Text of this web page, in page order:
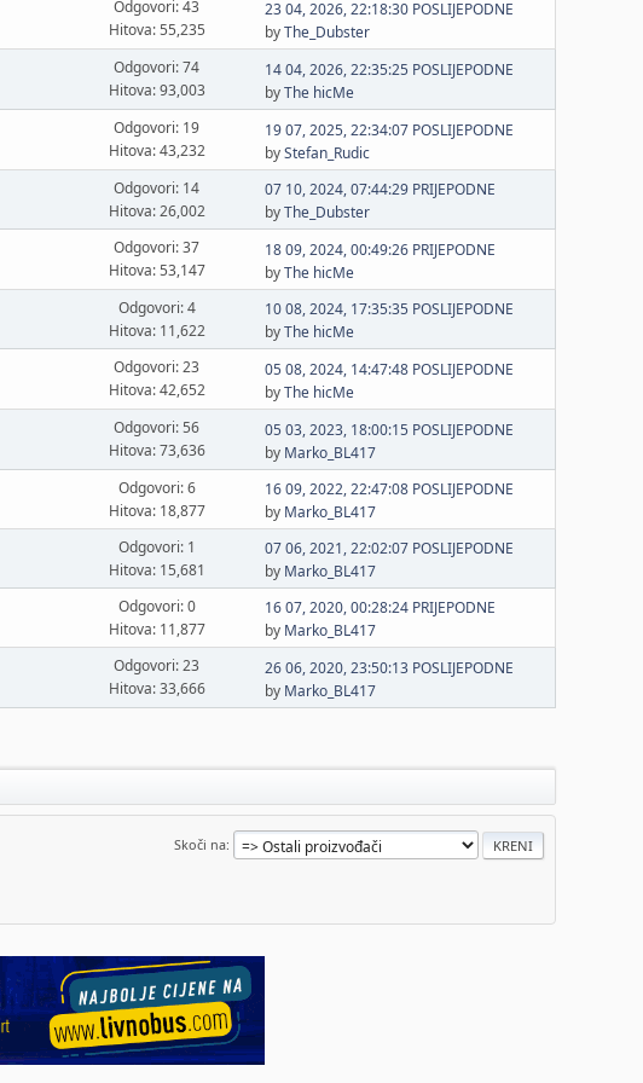
Odgovori: 43
Hitova: 55,235
23 04, 2026, 22:18:30 POSLIJEPODNE
byThe_Dubster
Odgovori: 74
Hitova: 93,003
14 04, 2026, 22:35:25 POSLIJEPODNE
byThe hicMe
Odgovori: 19
Hitova: 43,232
19 07, 2025, 22:34:07 POSLIJEPODNE
byStefan_Rudic
Odgovori: 14
Hitova: 26,002
07 10, 2024, 07:44:29 PRIJEPODNE
byThe_Dubster
Odgovori: 37
Hitova: 53,147
18 09, 2024, 00:49:26 PRIJEPODNE
byThe hicMe
Odgovori: 4
Hitova: 11,622
10 08, 2024, 17:35:35 POSLIJEPODNE
byThe hicMe
Odgovori: 23
Hitova: 42,652
05 08, 2024, 14:47:48 POSLIJEPODNE
byThe hicMe
Odgovori: 56
Hitova: 73,636
05 03, 2023, 18:00:15 POSLIJEPODNE
by Marko_BL417
Odgovori: 6
Hitova: 18,877
16 09, 2022, 22:47:08 POSLIJEPODNE
by Marko_BL417
Odgovori: 1
Hitova: 15,681
07 06, 2021, 22:02:07 POSLIJEPODNE
by Marko_BL417
Odgovori: 0
Hitova: 11,877
16 07, 2020, 00:28:24 PRIJEPODNE
by Marko_BL417
Odgovori: 23
Hitova: 33,666
26 06, 2020, 23:50:13 POSLIJEPODNE
by Marko_BL417
Skoči na